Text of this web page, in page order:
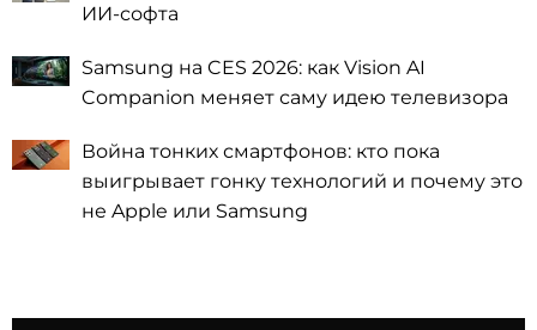
ИИ-софта
Samsung на CES 2026: как Vision AI
Companion меняет саму идею телевизора
Война тонких смартфонов: кто пока
выигрывает гонку технологий и почему это
не Apple или Samsung